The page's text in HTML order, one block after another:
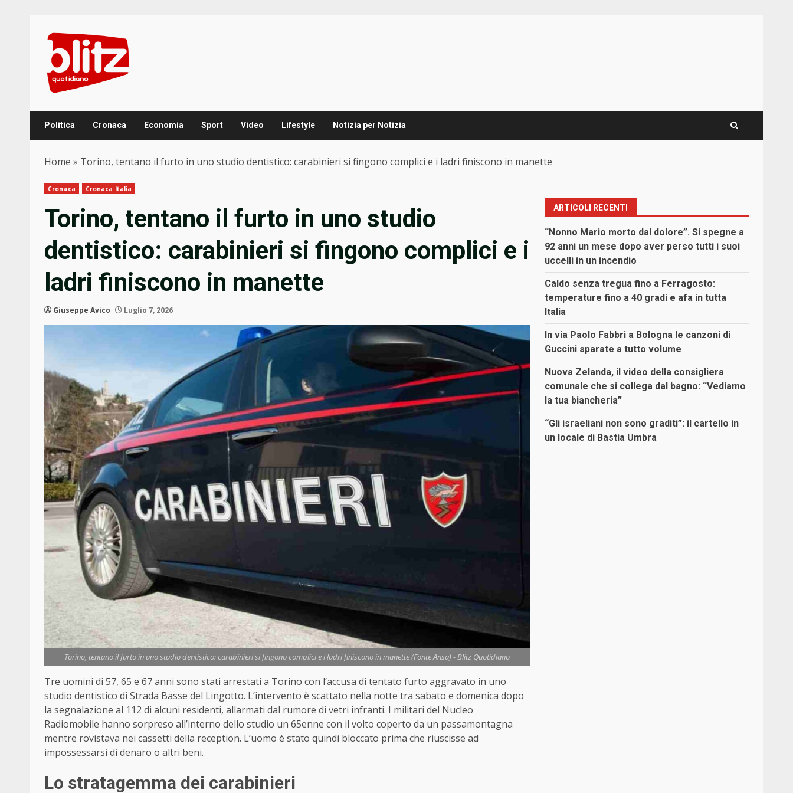
content
Politica Cronaca Economia Sport Video Lifestyle Notizia per Notizia
Home » Torino, tentano il furto in uno studio dentistico: carabinieri si fingono complici e i ladri finiscono in manette
Cronaca Cronaca Italia
Torino, tentano il furto in uno studio
dentistico: carabinieri si fingono complici e i
ladri finiscono in manette
Giuseppe Avico Luglio 7, 2026
Torino, tentano il furto in uno studio dentistico: carabinieri si fingono complici e i ladri finiscono in manette (Fonte Ansa) - Blitz Quotidiano
Tre uomini di 57, 65 e 67 anni sono stati arrestati a Torino con l’accusa di tentato furto aggravato in uno
studio dentistico di Strada Basse del Lingotto. L’intervento è scattato nella notte tra sabato e domenica dopo
la segnalazione al 112 di alcuni residenti, allarmati dal rumore di vetri infranti. I militari del Nucleo
Radiomobile hanno sorpreso all’interno dello studio un 65enne con il volto coperto da un passamontagna
mentre rovistava nei cassetti della reception. L’uomo è stato quindi bloccato prima che riuscisse ad
impossessarsi di denaro o altri beni.
Lo stratagemma dei carabinieri
ARTICOLI RECENTI
“Nonno Mario morto dal dolore”. Si spegne a
92 anni un mese dopo aver perso tutti i suoi
uccelli in un incendio
Caldo senza tregua fino a Ferragosto:
temperature fino a 40 gradi e afa in tutta
Italia
In via Paolo Fabbri a Bologna le canzoni di
Guccini sparate a tutto volume
Nuova Zelanda, il video della consigliera
comunale che si collega dal bagno: “Vediamo
la tua biancheria”
“Gli israeliani non sono graditi”: il cartello in
un locale di Bastia Umbra